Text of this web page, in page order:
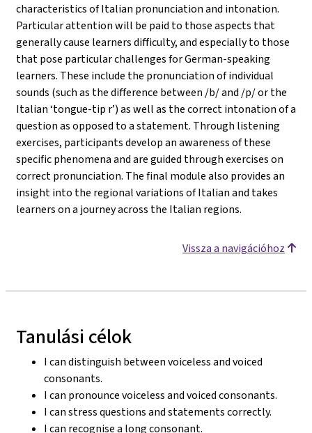
characteristics of Italian pronunciation and intonation.
Particular attention will be paid to those aspects that
generally cause learners difficulty, and especially to those
that pose particular challenges for German-speaking
learners. These include the pronunciation of individual
sounds (such as the difference between /b/ and /p/ or the
Italian ‘tongue-tip r’) as well as the correct intonation of a
question as opposed to a statement. Through listening
exercises, participants develop an awareness of these
specific phenomena and are guided through exercises on
correct pronunciation. The final module also provides an
insight into the regional variations of Italian and takes
learners on a journey across the Italian regions.
Vissza a navigációhoz
Tanulási célok
I can distinguish between voiceless and voiced
consonants.
I can pronounce voiceless and voiced consonants.
I can stress questions and statements correctly.
I can recognise a long consonant.